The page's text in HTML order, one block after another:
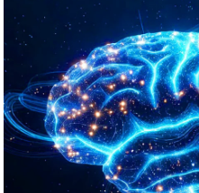
e
a
k
i
n
g
N